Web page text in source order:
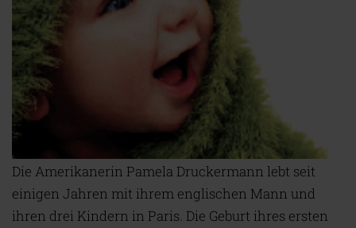
Die Amerikanerin Pamela Druckermann lebt seit
einigen Jahren mit ihrem englischen Mann und
ihren drei Kindern in Paris. Die Geburt ihres ersten